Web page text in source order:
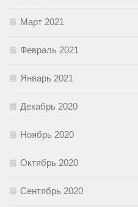
Март 2021
Февраль 2021
Январь 2021
Декабрь 2020
Ноябрь 2020
Октябрь 2020
Сентябрь 2020